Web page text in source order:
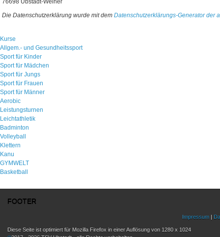
76698 Ubstadt-Weiher
Die Datenschutzerklärung wurde mit demDatenschutzerklärungs-Generator der
Kurse
Allgem.- und Gesundheitssport
Sport für Kinder
Sport für Mädchen
Sport für Jungs
Sport für Frauen
Sport für Männer
Aerobic
Leistungsturnen
Leichtathletik
Badminton
Volleyball
Klettern
Kanu
GYMWELT
Basketball
FOOTER
Impressum |
Diese Seite ist optimiert für Mozilla Firefox in einer Auflösung von 1280 x 1024